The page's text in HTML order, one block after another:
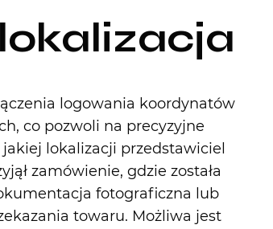
logowania koordynatów
co pozwoli na precyzyjne
lokalizacji przedstawiciel
zamówienie, gdzie została
fotograficzna lub
towaru. Możliwa jest